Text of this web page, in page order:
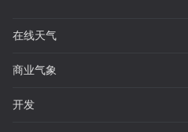
在线天气
商业气象
开发